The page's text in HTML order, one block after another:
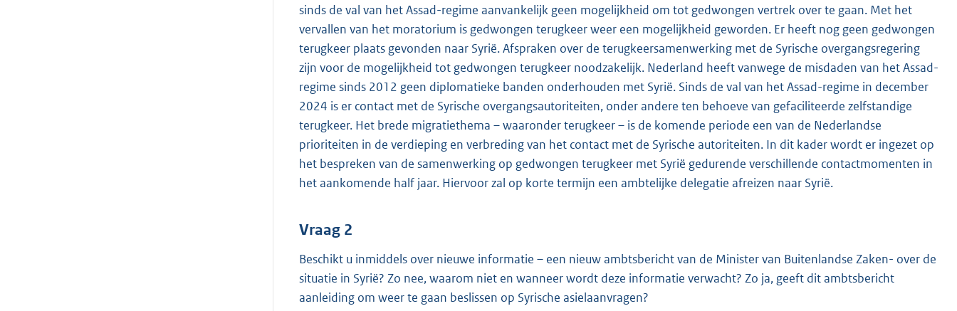
sinds de val van het Assad-regime aanvankelijk geen mogelijkheid om tot gedwongen vertrek over te gaan. Met het
vervallen van het moratorium is gedwongen terugkeer weer een mogelijkheid geworden. Er heeft nog geen gedwongen
terugkeer plaats gevonden naar Syrië. Afspraken over de terugkeersamenwerking met de Syrische overgangsregering
zijn voor de mogelijkheid tot gedwongen terugkeer noodzakelijk. Nederland heeft vanwege de misdaden van het Assad-
regime sinds 2012 geen diplomatieke banden onderhouden met Syrië. Sinds de val van het Assad-regime in december
2024 is er contact met de Syrische overgangsautoriteiten, onder andere ten behoeve van gefaciliteerde zelfstandige
terugkeer. Het brede migratiethema – waaronder terugkeer – is de komende periode een van de Nederlandse
prioriteiten in de verdieping en verbreding van het contact met de Syrische autoriteiten. In dit kader wordt er ingezet op
het bespreken van de samenwerking op gedwongen terugkeer met Syrië gedurende verschillende contactmomenten in
het aankomende half jaar. Hiervoor zal op korte termijn een ambtelijke delegatie afreizen naar Syrië.
Vraag 2
Beschikt u inmiddels over nieuwe informatie – een nieuw ambtsbericht van de Minister van Buitenlandse Zaken- over de
situatie in Syrië? Zo nee, waarom niet en wanneer wordt deze informatie verwacht? Zo ja, geeft dit ambtsbericht
aanleiding om weer te gaan beslissen op Syrische asielaanvragen?